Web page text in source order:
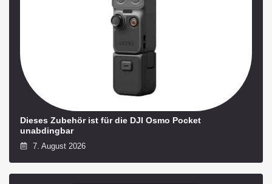
Dieses Zubehör ist für die DJI Osmo Pocket
unabdingbar
7. August 2026